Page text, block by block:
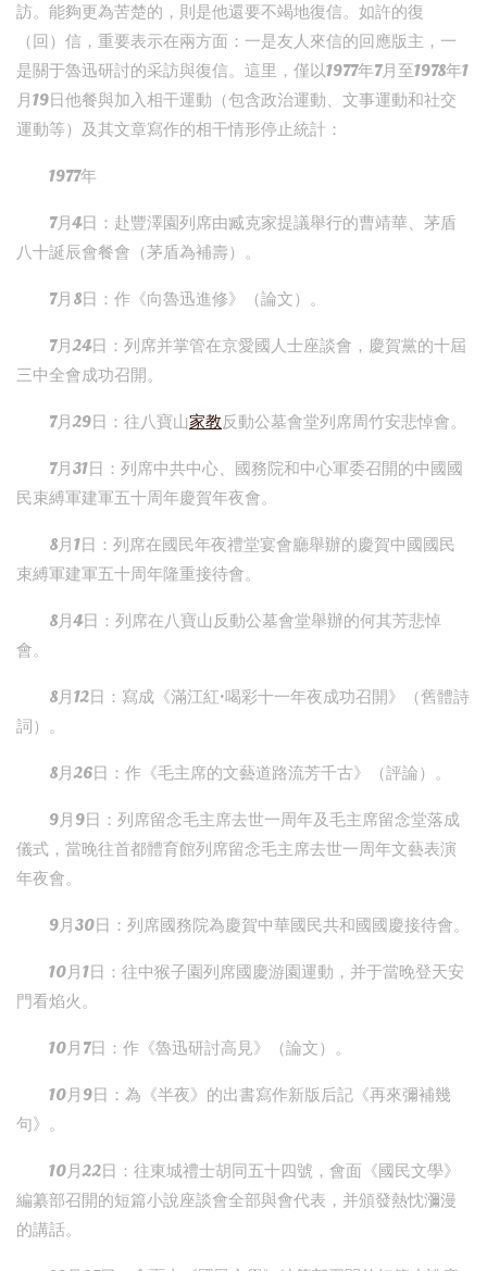
訪。能夠更為苦楚的，則是他還要不竭地復信。如許的復
（回）信，重要表示在兩方面：一是友人來信的回應版主，一
是關于魯迅研討的采訪與復信。這里，僅以1977年7月至1978年1
月19日他餐與加入相干運動（包含政治運動、文事運動和社交
運動等）及其文章寫作的相干情形停止統計：
1977年
7月4日：赴豐澤園列席由臧克家提議舉行的曹靖華、茅盾
八十誕辰會餐會（茅盾為補壽）。
7月8日：作《向魯迅進修》（論文）。
7月24日：列席并掌管在京愛國人士座談會，慶賀黨的十屆
三中全會成功召開。
7月29日：往八寶山家教反動公墓會堂列席周竹安悲悼會。
7月31日：列席中共中心、國務院和中心軍委召開的中國國
民束縛軍建軍五十周年慶賀年夜會。
8月1日：列席在國民年夜禮堂宴會廳舉辦的慶賀中國國民
束縛軍建軍五十周年隆重接待會。
8月4日：列席在八寶山反動公墓會堂舉辦的何其芳悲悼
會。
8月12日：寫成《滿江紅·喝彩十一年夜成功召開》（舊體詩
詞）。
8月26日：作《毛主席的文藝道路流芳千古》（評論）。
9月9日：列席留念毛主席去世一周年及毛主席留念堂落成
儀式，當晚往首都體育館列席留念毛主席去世一周年文藝表演
年夜會。
9月30日：列席國務院為慶賀中華國民共和國國慶接待會。
10月1日：往中猴子園列席國慶游園運動，并于當晚登天安
門看焰火。
10月7日：作《魯迅研討高見》（論文）。
10月9日：為《半夜》的出書寫作新版后記《再來彌補幾
句》。
10月22日：往東城禮士胡同五十四號，會面《國民文學》
編纂部召開的短篇小說座談會全部與會代表，并頒發熱忱瀰漫
的講話。